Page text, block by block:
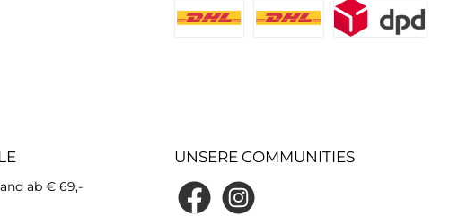
ab € 69,-
UNSERE COMMUNITIES